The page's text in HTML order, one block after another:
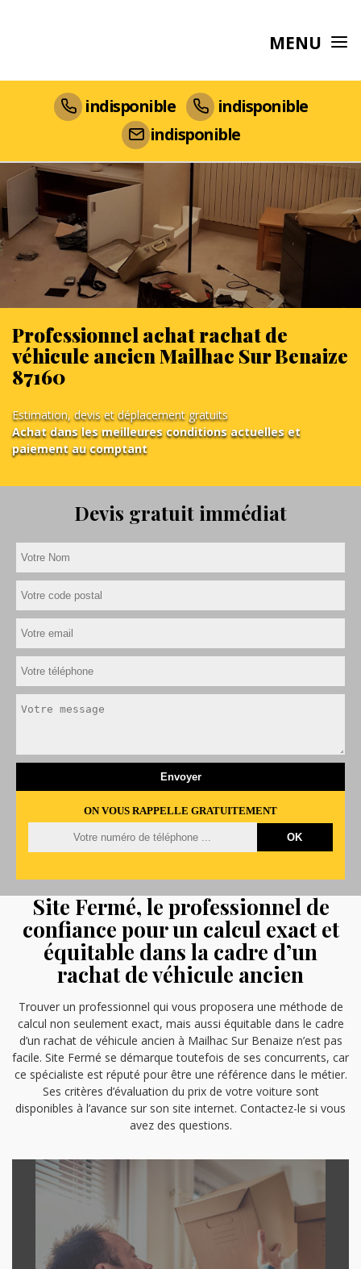
MENU
indisponible
indisponible
indisponible
Professionnel achat rachat de
véhicule ancien Mailhac Sur Benaize
87160
Estimation, devis et déplacement gratuits
Achat dans les meilleures conditions actuelles et
paiement au comptant
Devis gratuit immédiat
ON VOUS RAPPELLE GRATUITEMENT
Site Fermé, le professionnel de
confiance pour un calcul exact et
équitable dans la cadre d’un
rachat de véhicule ancien
Trouver un professionnel qui vous proposera une méthode de
calcul non seulement exact, mais aussi équitable dans le cadre
d’un rachat de véhicule ancien à Mailhac Sur Benaize n’est pas
facile. Site Fermé se démarque toutefois de ses concurrents, car
ce spécialiste est réputé pour être une référence dans le métier.
Ses critères d’évaluation du prix de votre voiture sont
disponibles à l’avance sur son site internet. Contactez-le si vous
avez des questions.